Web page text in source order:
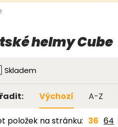
helmy Cube
Skladem
Výchozí A-Z
položek na stránku: 36 64